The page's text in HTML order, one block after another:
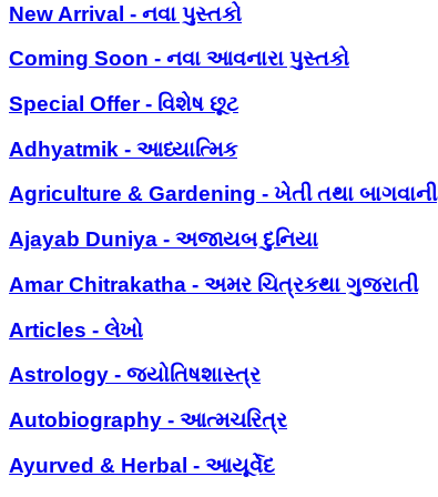
New Arrival - નવા પુસ્તકો
Coming Soon - નવા આવનારા પુસ્તકો
Special Offer - વિશેષ છૂટ
Adhyatmik - આધ્યાત્મિક
Agriculture & Gardening - ખેતી તથા બાગવાની
Ajayab Duniya - અજાયબ દુનિયા
Amar Chitrakatha - અમર ચિત્રકથા ગુજરાતી
Articles - લેખો
Astrology - જ્યોતિષશાસ્ત્ર
Autobiography - આત્મચરિત્ર
Ayurved & Herbal - આયૂર્વેદ